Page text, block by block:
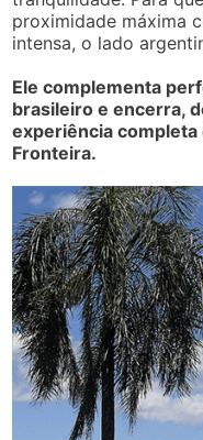
proximidade máxima
intensa, o lado
Ele complementa
brasileiro e encerra,
experiência completa
Fronteira.